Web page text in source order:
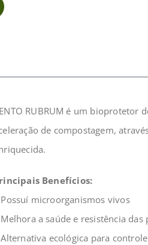
RUBRUM é um bioprotetor
de compostagem,
Benefícios:
microorganismos vivos
a saúde e resistência das
ecológica para